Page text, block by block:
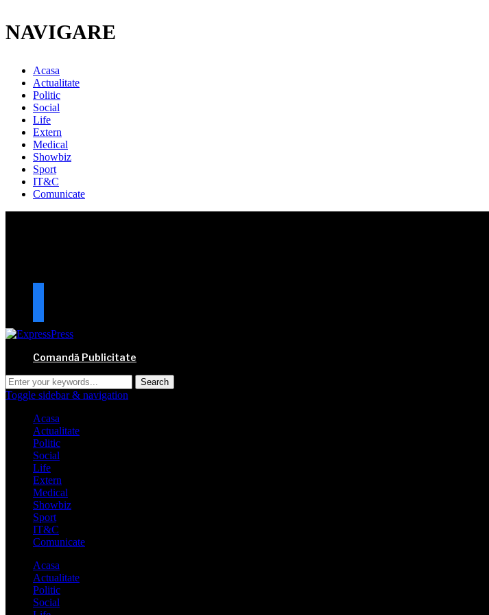
NAVIGARE
Acasa
Actualitate
Politic
Social
Life
Extern
Medical
Showbiz
Sport
IT&C
Comunicate
Comandă Publicitate
Toggle sidebar & navigation
Acasa
Actualitate
Politic
Social
Life
Extern
Medical
Showbiz
Sport
IT&C
Comunicate
Acasa
Actualitate
Politic
Social